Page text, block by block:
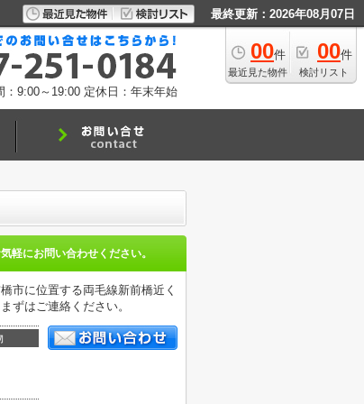
最終更新：2026年08月07日
00件
最近見た物件
00件
検討リスト
：9:00～19:00 定休日：年末年始
軽にお問い合わせください。
市に位置する両毛線新前橋近く
ずはご連絡ください。